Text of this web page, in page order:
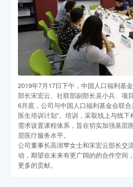
2019年7月17日下午，中国人口福利基
部长宋宏云、社联部副部长吴小兵、项
6月底，公司与中国人口福利基金会联
医生培训计划”。培训，采取线上与线
需求设置课程体系，旨在切实加强基层
层医疗服务水平。
公司董事长高澍苹女士和宋宏云部长交
动，期望在未来有更广阔的的合作空间
更多的贡献。